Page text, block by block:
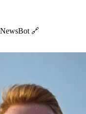
🔗